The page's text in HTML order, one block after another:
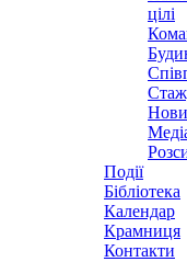
цілі
Події
Бібліотека
Календар
Крамниця
Контакти